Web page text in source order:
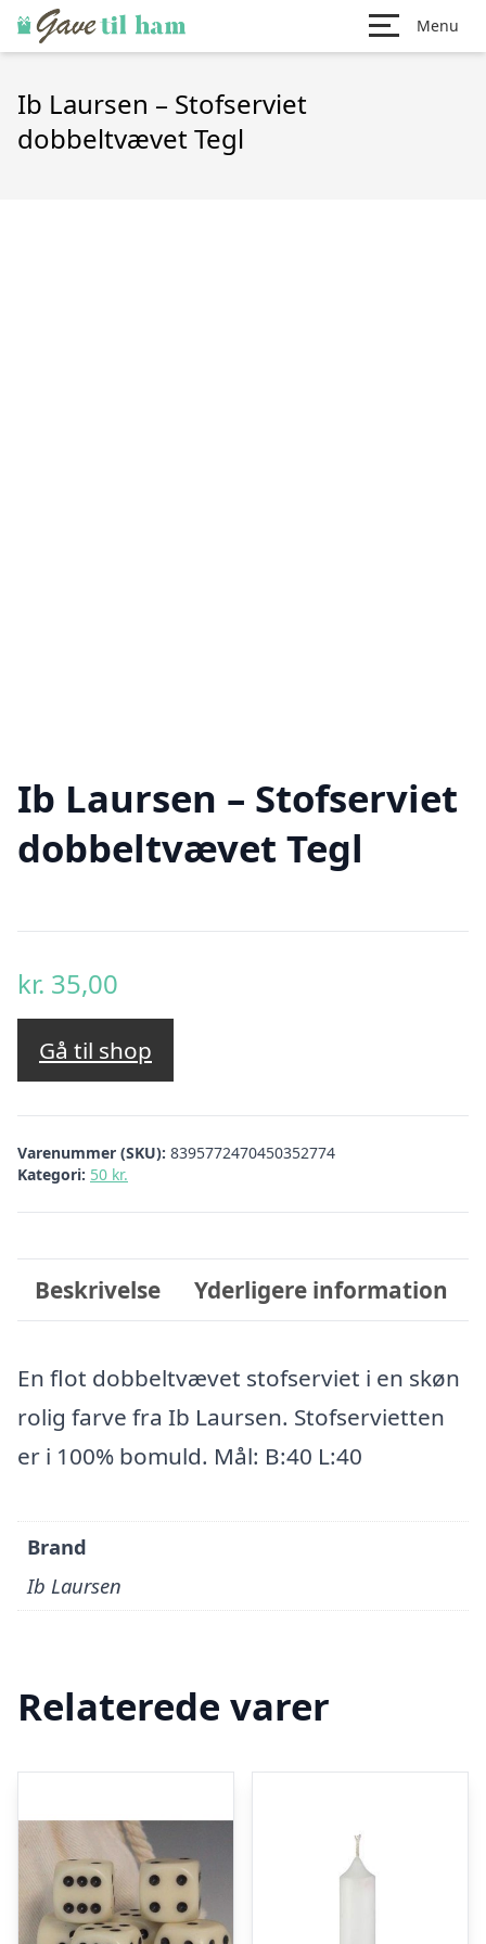
Menu
Ib Laursen – Stofserviet
dobbeltvævet Tegl
Ib Laursen – Stofserviet
dobbeltvævet Tegl
kr. 35,00
Gå til shop
Varenummer (SKU): 8395772470450352774
Kategori: 50 kr.
Beskrivelse Yderligere information
En flot dobbeltvævet stofserviet i en skøn
rolig farve fra Ib Laursen. Stofservietten
er i 100% bomuld. Mål: B:40 L:40
Brand
Ib Laursen
Relaterede varer